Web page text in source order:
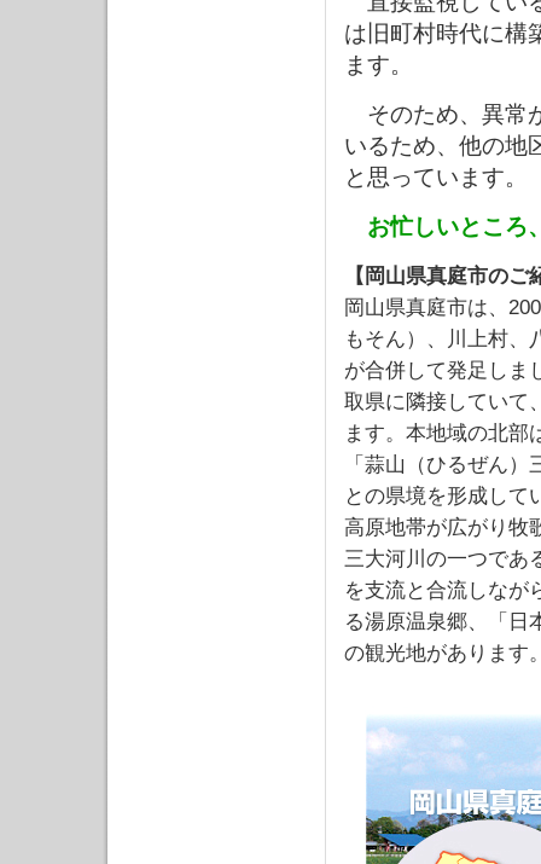
は旧町村時代に構
ます。
そのため、異常
いるため、他の地
と思っています。
お忙しいところ
【岡山県真庭市のご
岡山県真庭市は、
もそん）、川上村、
が合併して発足しま
取県に隣接していて
ます。本地域の北部
「蒜山（ひるぜん
との県境を形成して
高原地帯が広がり牧
三大河川の一つであ
を支流と合流しなが
る湯原温泉郷、「日
の観光地があります